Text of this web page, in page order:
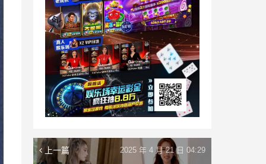
上一篇 2025 年 4 月 21 日 04:29